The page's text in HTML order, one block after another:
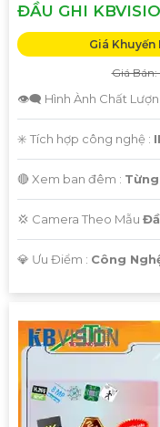
ĐẦU GHI
Giá Khuyến
Giá
👁️‍🗨 Hình Ành Chất
✳️ Tích hợp công nghệ :
🔴 Xem ban đêm :
💢 Camera Theo Mẫu
️💎 Ưu Điểm : Công